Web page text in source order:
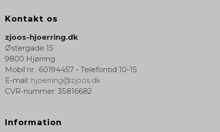
Kontakt os
zjoos-hjoerring.dk
Østergade 15
9800 Hjørring
Mobil nr.: 60194457 - Telefontid 10-15
E-mail: hjoerring@zjoos.dk
CVR-nummer: 35816682
Information